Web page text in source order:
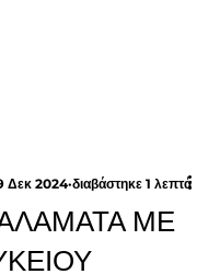
ΜΕ
Δεκ 2024 διαβάστηκε 1 λεπτά